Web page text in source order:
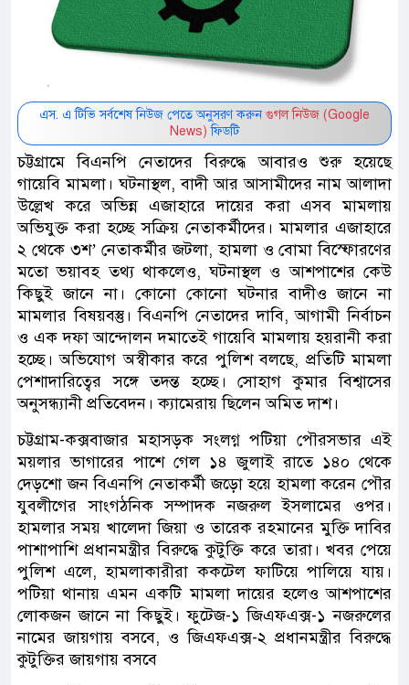
এস. এ টিভি সর্বশেষ নিউজ পেতে অনুসরণ করুন গুগল নিউজ (Google
News) ফিডটি
চট্টগ্রামে বিএনপি নেতাদের বিরুদ্ধে আবারও শুরু হয়েছে
গায়েবি মামলা। ঘটনাস্থল, বাদী আর আসামীদের নাম আলাদা
উল্লেখ করে অভিন্ন এজাহারে দায়ের করা এসব মামলায়
অভিযুক্ত করা হচ্ছে সক্রিয় নেতাকর্মীদের। মামলার এজাহারে
২ থেকে ৩শ’ নেতাকর্মীর জটলা, হামলা ও বোমা বিস্ফোরণের
মতো ভয়াবহ তথ্য থাকলেও, ঘটনাস্থল ও আশপাশের কেউ
কিছুই জানে না। কোনো কোনো ঘটনার বাদীও জানে না
মামলার বিষয়বস্তু। বিএনপি নেতাদের দাবি, আগামী নির্বাচন
ও এক দফা আন্দোলন দমাতেই গায়েবি মামলায় হয়রানী করা
হচ্ছে। অভিযোগ অস্বীকার করে পুলিশ বলছে, প্রতিটি মামলা
পেশাদারিত্বের সঙ্গে তদন্ত হচ্ছে। সোহাগ কুমার বিশ্বাসের
অনুসন্ধ্যানী প্রতিবেদন। ক্যামেরায় ছিলেন অমিত দাশ।
চট্টগ্রাম-কক্সবাজার মহাসড়ক সংলগ্ন পটিয়া পৌরসভার এই
ময়লার ভাগারের পাশে গেল ১৪ জুলাই রাতে ১৪০ থেকে
দেড়শো জন বিএনপি নেতাকর্মী জড়ো হয়ে হামলা করেন পৌর
যুবলীগের সাংগঠনিক সম্পাদক নজরুল ইসলামের ওপর।
হামলার সময় খালেদা জিয়া ও তারেক রহমানের মুক্তি দাবির
পাশাপাশি প্রধানমন্ত্রীর বিরুদ্ধে কুটুক্তি করে তারা। খবর পেয়ে
পুলিশ এলে, হামলাকারীরা ককটেল ফাটিয়ে পালিয়ে যায়।
পটিয়া থানায় এমন একটি মামলা দায়ের হলেও আশপাশের
লোকজন জানে না কিছুই। ফুটেজ-১ জিএফএক্স-১ নজরুলের
নামের জায়গায় বসবে, ও জিএফএক্স-২ প্রধানমন্ত্রীর বিরুদ্ধে
কুটুক্তির জায়গায় বসবে